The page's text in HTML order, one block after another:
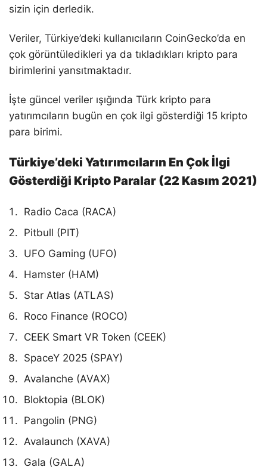
sizin için derledik.
Veriler, Türkiye’deki kullanıcıların CoinGecko’da en
çok görüntüledikleri ya da tıkladıkları kripto para
birimlerini yansıtmaktadır.
İşte güncel veriler ışığında Türk kripto para
yatırımcıların bugün en çok ilgi gösterdiği 15 kripto
para birimi.
Türkiye’deki Yatırımcıların En Çok İlgi
Gösterdiği Kripto Paralar (22 Kasım 2021)
Radio Caca (RACA)
Pitbull (PIT)
UFO Gaming (UFO)
Hamster (HAM)
Star Atlas (ATLAS)
Roco Finance (ROCO)
CEEK Smart VR Token (CEEK)
SpaceY 2025 (SPAY)
Avalanche (AVAX)
Bloktopia (BLOK)
Pangolin (PNG)
Avalaunch (XAVA)
Gala (GALA)